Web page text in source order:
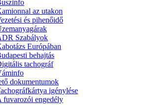
az utakon
és pihenőidő
Szabályok
Európában
behajtás
tachográf
dokumentumok
igénylése
fuvarozói engedély